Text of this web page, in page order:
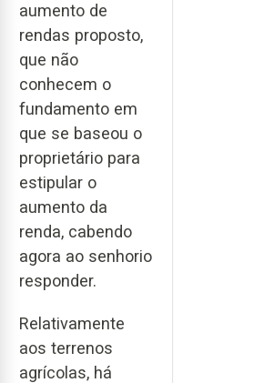
aumento de
rendas proposto,
que não
conhecem o
fundamento em
que se baseou o
proprietário para
estipular o
aumento da
renda, cabendo
agora ao senhorio
responder.
Relativamente
aos terrenos
agrícolas, há